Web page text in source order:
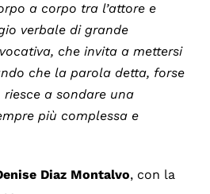
a corpo tra l’attore e
verbale di grande
che invita a mettersi
che la parola detta, forse
a sondare una
più complessa e
Diaz Montalvo, con la